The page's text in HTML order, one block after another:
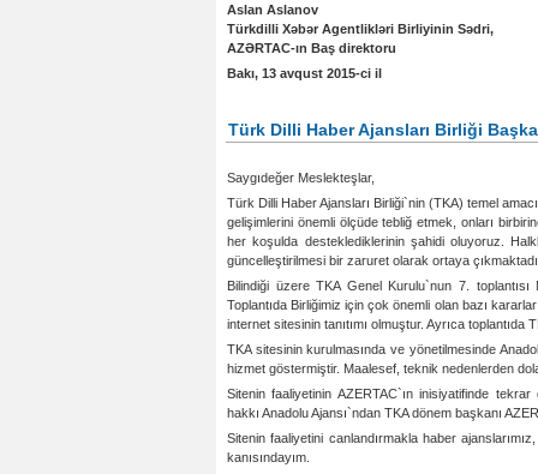
Aslan Aslanov
Türkdilli Xəbər Agentlikləri Birliyinin Sədri,
AZƏRTAC-ın Baş direktoru
Bakı, 13 avqust 2015-ci il
Türk Dilli Haber Ajansları Birliği
Saygıdeğer Meslekteşlar,
Türk Dilli Haber Ajansları Birliği`nin (TKA) temel
gelişimlerini önemli ölçüde tebliğ etmek, onları
her koşulda desteklediklerinin şahidi oluyoruz.
güncelleştirilmesi bir zaruret olarak ortaya
Bilindiği üzere TKA Genel Kurulu`nun 7.
Toplantıda Birliğimiz için çok önemli olan bazı
internet sitesinin tanıtımı olmuştur. Ayrıca
TKA sitesinin kurulmasında ve yönetilmesinde
hizmet göstermiştir. Maalesef, teknik nedenlerden
Sitenin faaliyetinin AZERTAC`ın inisiyatifinde
hakkı Anadolu Ajansı`ndan TKA dönem başkanı
Sitenin faaliyetini canlandırmakla haber
kanısındayım.